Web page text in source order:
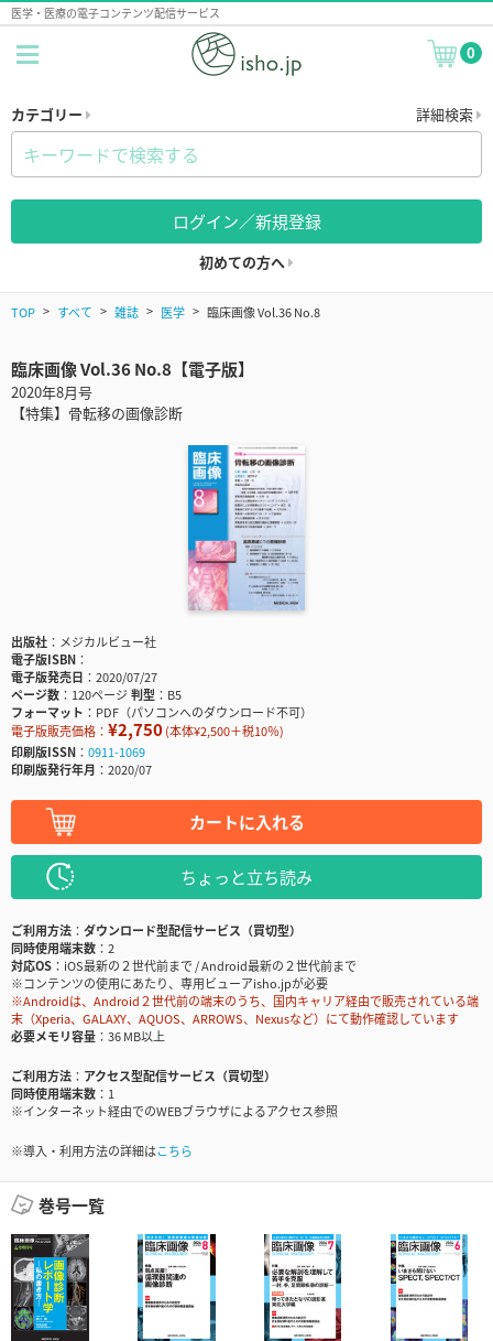
医学・医療の電子コンテンツ配信サービス
0
カテゴリー 詳細検索
ログイン／新規登録
初めての方へ
TOP すべて 雑誌 医学 臨床画像 Vol.36 No.8
臨床画像 Vol.36 No.8【電子版】
2020年8月号
【特集】骨転移の画像診断
出版社
メジカルビュー社
電子版ISBN
電子版発売日
2020/07/27
ページ数
120ページ判型
B5
フォーマット
PDF（パソコンへのダウンロード不可）
電子版販売価格： ¥2,750(本体¥2,500＋税10％)
印刷版ISSN
0911-1069
印刷版発行年月
2020/07
カートに入れる
ちょっと立ち読み
ご利用方法
ダウンロード型配信サービス（買切型）
同時使用端末数
2
対応OS
iOS最新の２世代前まで / Android最新の２世代前まで
※コンテンツの使用にあたり、専用ビューアisho.jpが必要
※Androidは、Android２世代前の端末のうち、国内キャリア経由で販売されている端
末（Xperia、GALAXY、AQUOS、ARROWS、Nexusなど）にて動作確認しています
必要メモリ容量
36 MB以上
ご利用方法
アクセス型配信サービス（買切型）
同時使用端末数
1
※インターネット経由でのWEBブラウザによるアクセス参照
※導入・利用方法の詳細はこちら
巻号一覧